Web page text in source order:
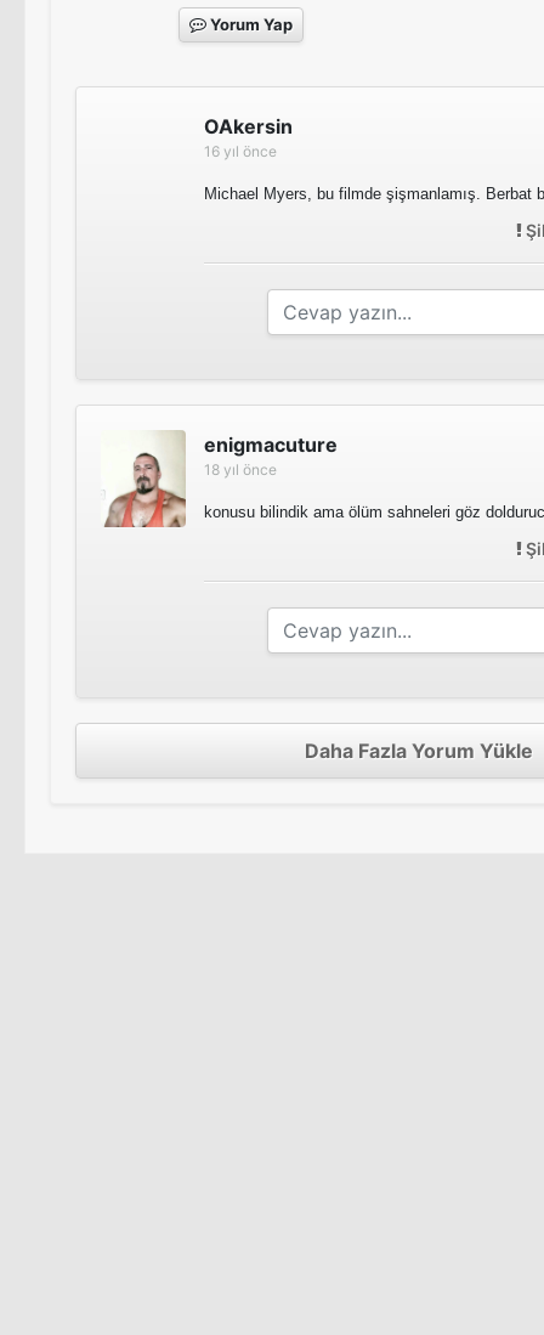
Yorum Yap
OAkersin
16 yıl önce
Michael Myers, bu filmde şişmanlamış. Berbat
enigmacuture
18 yıl önce
konusu bilindik ama ölüm sahneleri göz
Daha Fazla Yorum Yükle